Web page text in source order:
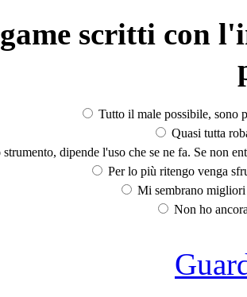
scritti con
Tutto il male possibile, sono
Quasi tutta
dipende l'uso che se ne fa. Se non
Per lo più ritengo venga
Mi sembrano
Non ho